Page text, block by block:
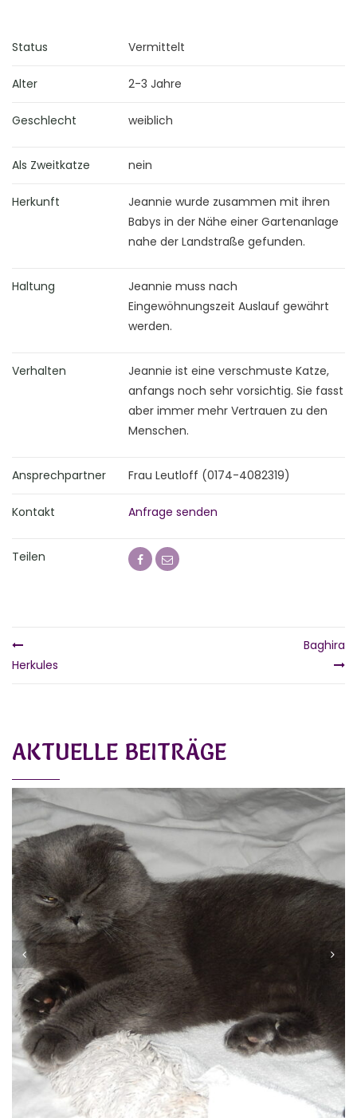
Status Vermittelt
Alter 2-3 Jahre
Geschlecht weiblich
Als Zweitkatze nein
Herkunft
Jeannie wurde zusammen mit ihren
Babys in der Nähe einer Gartenanlage
nahe der Landstraße gefunden.
Haltung
Jeannie muss nach
Eingewöhnungszeit Auslauf gewährt
werden.
Verhalten
Jeannie ist eine verschmuste Katze,
anfangs noch sehr vorsichtig. Sie fasst
aber immer mehr Vertrauen zu den
Menschen.
Ansprechpartner Frau Leutloff (0174-4082319)
Kontakt Anfrage senden
Teilen
Herkules
Baghira
AKTUELLE BEITRÄGE
MIA
Vermittelt